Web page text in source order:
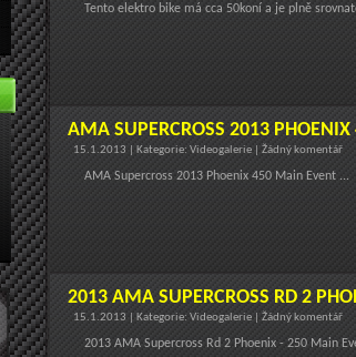
Tento elektro bike má cca 50koní a je plně
AMA SUPERCROSS 2013
15.1.2013 | Kategorie: Videogalerie | Žádný komentář
AMA Supercross 2013 Phoenix 450 Main Event ...
2013 AMA SUPERCROSS RD 2
15.1.2013 | Kategorie: Videogalerie | Žádný komentář
2013 AMA Supercross Rd 2 Phoenix - 250 Main